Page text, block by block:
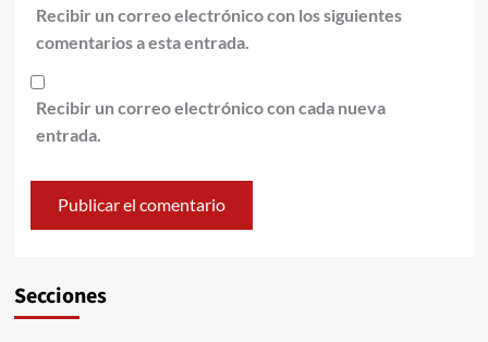
Recibir un correo electrónico con los siguientes
comentarios a esta entrada.
Recibir un correo electrónico con cada nueva
entrada.
Secciones